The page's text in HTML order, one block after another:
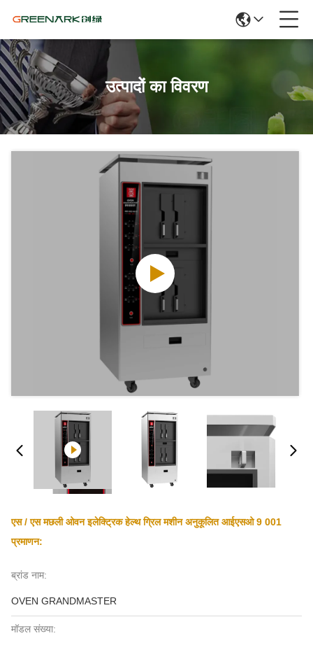
उत्पादों का विवरण
एस / एस मछली ओवन इलेक्ट्रिक हेल्थ ग्रिल मशीन अनुकूलित आईएसओ 9 001
प्रमाणन:
ब्रांड नाम:
OVEN GRANDMASTER
मॉडल संख्या: